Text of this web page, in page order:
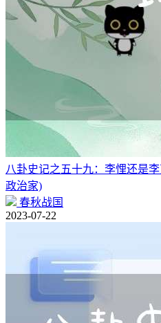
八卦史记之五十九：李悝还是
政治家)
春秋战国
2023-07-22